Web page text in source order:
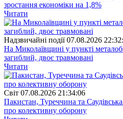
зростання економіки на 1,8%
Читати
Надзвичайні події 07.08.2026
На Миколаївщині у пункті
загиблий, двоє травмовані
Читати
Свiт 07.08.2026 21:34:06
Пакистан, Туреччина та
про колективну оборону